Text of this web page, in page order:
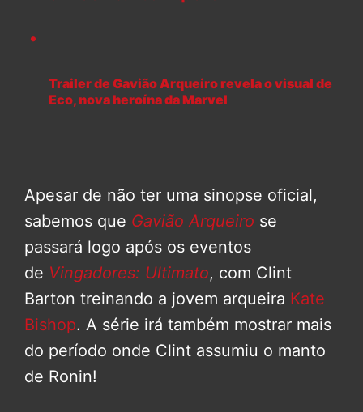
Trailer de Gavião Arqueiro revela o visual de
Eco, nova heroína da Marvel
Apesar de não ter uma sinopse oficial,
sabemos que Gavião Arqueiro se
passará logo após os eventos
de Vingadores: Ultimato, com Clint
Barton treinando a jovem arqueira Kate
Bishop. A série irá também mostrar mais
do período onde Clint assumiu o manto
de Ronin!